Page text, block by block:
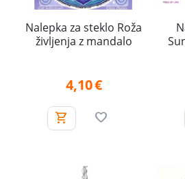
Nalepka za steklo Roža
življenja z mandalo
4,10€